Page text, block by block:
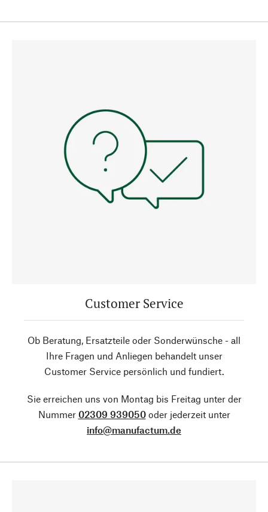
Customer Service
Ob Beratung, Ersatzteile oder Sonderwünsche - all
Ihre Fragen und Anliegen behandelt unser
Customer Service persönlich und fundiert.
Sie erreichen uns von Montag bis Freitag unter der
Nummer 02309 939050oder jederzeit unter
info@manufactum.de